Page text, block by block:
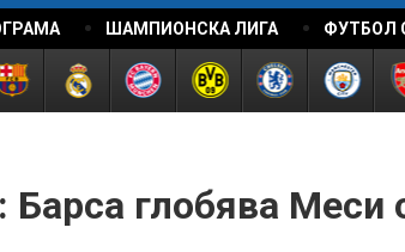
ШАМПИОНСКА ЛИГА ФУТБОЛ
Барса глобява Меси